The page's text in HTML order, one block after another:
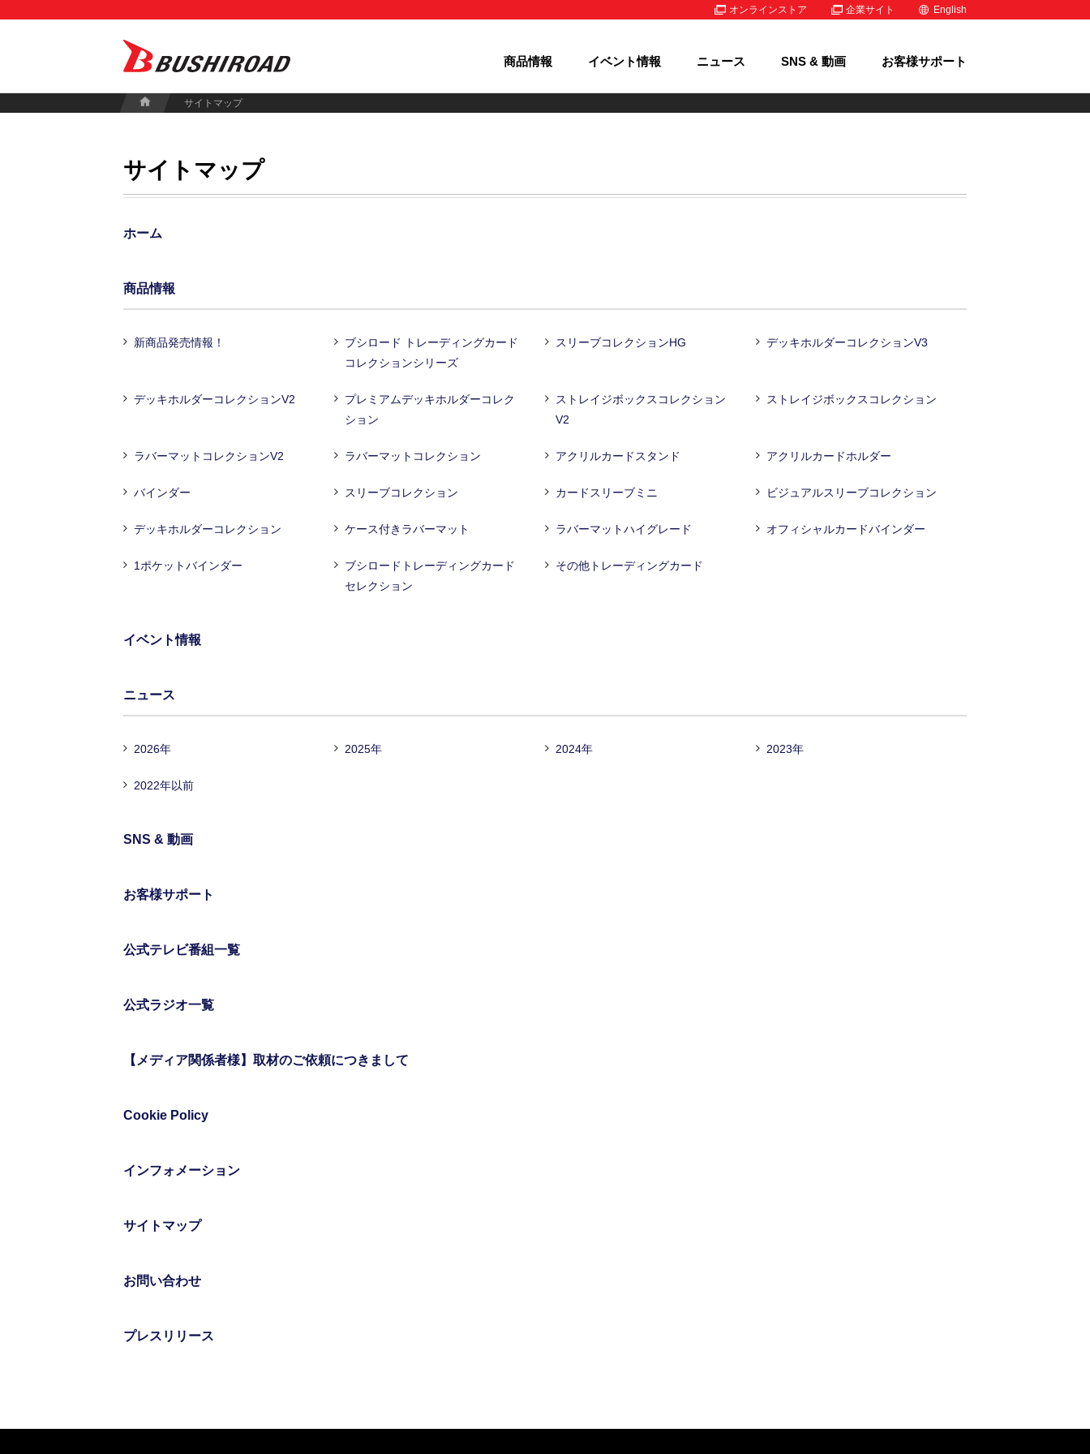
オンラインストア 企業サイト English
商品情報 イベント情報 ニュース SNS & 動画 お客様サポート
サイトマップ
サイトマップ
ホーム
商品情報
新商品発売情報！
ブシロード トレーディングカード
コレクションシリーズ
スリーブコレクションHG デッキホルダーコレクションV3
デッキホルダーコレクションV2
プレミアムデッキホルダーコレク
ション
ストレイジボックスコレクション
V2
ストレイジボックスコレクション
ラバーマットコレクションV2 ラバーマットコレクション アクリルカードスタンド アクリルカードホルダー
バインダー スリーブコレクション カードスリーブミニ ビジュアルスリーブコレクション
デッキホルダーコレクション ケース付きラバーマット ラバーマットハイグレード オフィシャルカードバインダー
1ポケットバインダー
ブシロードトレーディングカード
セレクション
その他トレーディングカード
イベント情報
ニュース
2026年 2025年 2024年 2023年
2022年以前
SNS & 動画
お客様サポート
公式テレビ番組一覧
公式ラジオ一覧
【メディア関係者様】取材のご依頼につきまして
Cookie Policy
インフォメーション
サイトマップ
お問い合わせ
プレスリリース